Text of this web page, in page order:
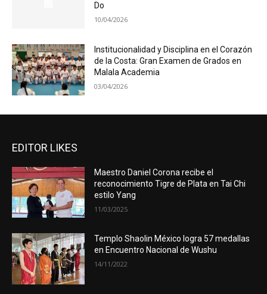
Do
10/04/2026
Institucionalidad y Disciplina en el Corazón
de la Costa: Gran Examen de Grados en
Malala Academia
03/04/2026
EDITOR LIKES
Maestro Daniel Corona recibe el
reconocimiento Tigre de Plata en Tai Chi
estilo Yang
11/03/2025
Templo Shaolin México logra 57 medallas
en Encuentro Nacional de Wushu
14/11/2022